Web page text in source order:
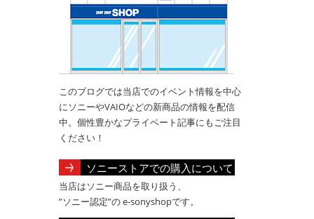
このブログでは当店でのイベント情報を中心
にソニーやVAIOなどの新商品の情報を配信
中。個性豊かなプライベート記事にもご注目
ください！
ソニーストアでの購入について
当店はソニー商品を取り扱う、
”ソニー認定”の e-sonyshopです。